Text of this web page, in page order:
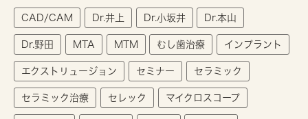
CAD/CAM Dr.井上 Dr.小坂井 Dr.本山
Dr.野田 MTA MTM むし歯治療 インプラント
エクストリュージョン セミナー セラミック
セラミック治療 セレック マイクロスコープ